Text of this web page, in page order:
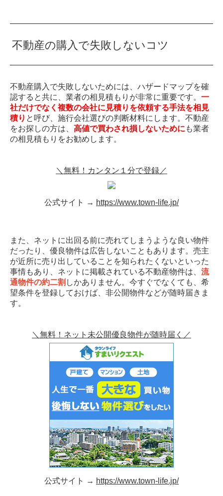
不動産の購入で失敗しないコツ
不動産購入で失敗しないためには、ハザードマップを確
認すると共に、業者の相見積もりが非常に重要です。 一
社だけでなく複数の会社に見積りを依頼する手法を相見
積り と呼び、施行会社選びの判断材料にします。不動産
をお探しの方は、 高値で買わされ損しないために も業者
の相見積もりをお勧めします。
＼無料！カンタン１分で登録／
公式サイト → https://www.town-life.jp/
また、ネットに出回る前に売れてしまうような良い物件
だったり、優良物件は広告しないこともあります。売主
が近所に売り出していることを知られたくないといった
事情もあり、ネットに掲載されている不動産物件は、 流
通物件の約二割 しかありません。今すぐでなくても、希
望条件を登録しておけば、非公開物件などが随時届きま
す。
＼無料！ネット未公開優良物件が随時届く／
公式サイト → https://www.town-life.jp/